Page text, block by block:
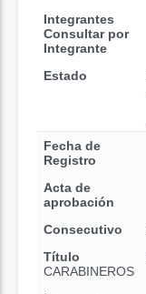
Integrantes
Consultar por
Integrante
Estado
Fecha de
Registro
Acta de
aprobación
Consecutivo
Título
CARABINEROS